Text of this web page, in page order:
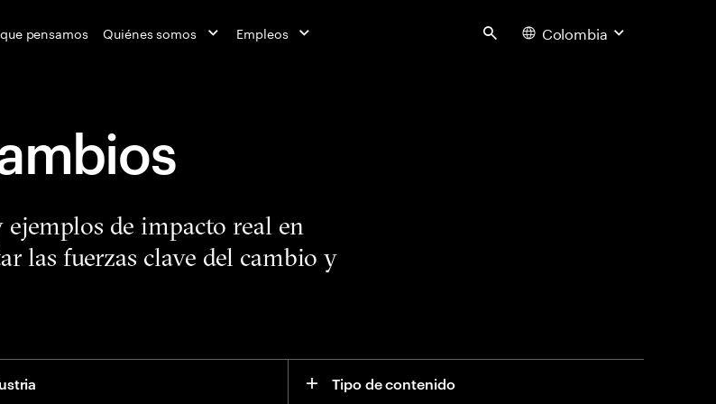
pensamos Quiénes somos Empleos Search Colombia
ejemplos de impacto real en
las fuerzas clave del cambio y
Tipo de contenido